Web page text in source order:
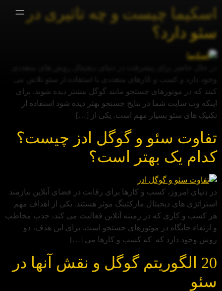
اسکیما چیست و چه تاثیری در
سئو دارد؟
وجود دارد و کسب و کارهای متعددی با استفاده از سئو تلاش می
کنند که در موتورهای جستجو مانند گوگل بیشتر دیده شوند. برای
اینکه وب‌ سایت شما در نتایج جستجو بهتر دیده شود استفاده از
تکنیک های سئو بسیار مهم است. یکی از […]
تفاوت سئو و گوگل ادز چیست؟
کدام یک بهتر است؟
در دنیای امروز، کسب و کارها برای رقابت در فضای آنلاین نیازمند
استراتژی‌ های دیجیتال مارکتینگ موثر هستند. یکی از اهداف مهم
هر کسب و کاری که در زمینه آنلاین فعالیت می کند، جذب مخاطب
و ارتقاء جایگاه در موتورهای جستجو است. برای این هدف، دو
روش وجود دارد که که کسب و کارها می‌ […]
20 الگوریتم گوگل و نقش آنها در
سئو